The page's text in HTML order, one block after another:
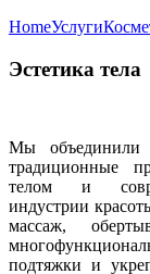
HomeУслуги
Эстетика тела
Мы объединили
традиционные
телом и
индустрии
массаж,
подтяжки и